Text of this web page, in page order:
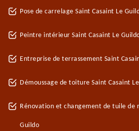
Pose de carrelage Saint Casaint Le
Peintre intérieur Saint Casaint Le
Entreprise de terrassement Saint
Démoussage de toiture Saint Casaint
Rénovation et changement de tuile de
Guildo